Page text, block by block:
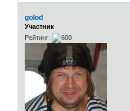
golod
Участник
Рейтинг: